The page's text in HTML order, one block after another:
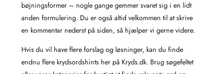
bøjningsformer – nogle gange gemmer svaret sig i en lidt
anden formulering. Du er også altid velkommen til at skrive
en kommentar nederst på siden, så hjælper vi gerne videre.
Hvis du vil have flere forslag og løsninger, kan du finde
endnu flere krydsordshints her på Kryds.dk. Brug søgefeltet